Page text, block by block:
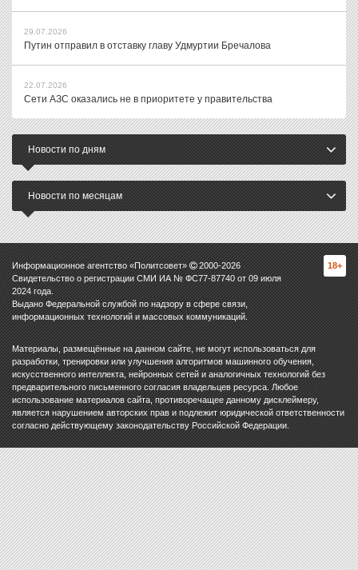
29.07.2026
Путин отправил в отставку главу Удмуртии Бречалова
22.07.2026
Сети АЗС оказались не в приоритете у правительства
Новости по дням
Новости по месяцам
Информационное агентство «Политсовет» 2000-2026
Свидетельство о регистрации СМИ ИА № ФС77-87740 от 09 июля
2024 года.
Выдано Федеральной службой по надзору в сфере связи,
информационных технологий и массовых коммуникаций.
18+
Материалы, размещённые на данном сайте, не могут использоваться для
разработки, тренировки или улучшения алгоритмов машинного обучения,
искусственного интеллекта, нейронных сетей и аналогичных технологий без
предварительного письменного согласия владельцев ресурса. Любое
использование материалов сайта, противоречащее данному дисклеймеру,
является нарушением авторских прав и подлежит юридической ответственности
согласно действующему законодательству Российской Федерации.